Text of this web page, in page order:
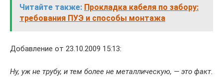
Читайте также: Прокладка кабеля по забору:
требования ПУЭ и способы монтажа
Добавление от 23.10.2009 15:13:
Ну, уж не трубу, и тем более не металлическую, — это факт.